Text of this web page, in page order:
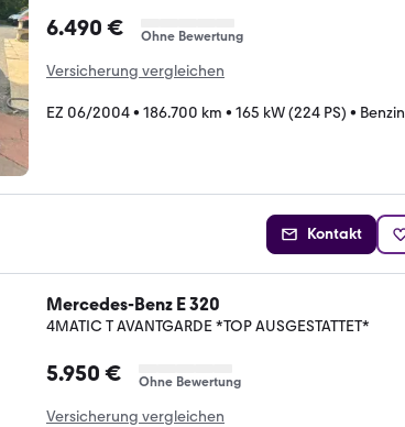
6.490 € Ohne Bewertung
Versicherung vergleichen
EZ 06/2004• 186.700 km • 165 kW (224 PS) • Benzin
Kontakt
Mercedes-Benz E 320
4MATIC T AVANTGARDE *TOP AUSGESTATTET*
5.950 € Ohne Bewertung
Versicherung vergleichen